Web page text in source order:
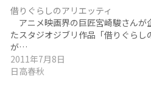
借りぐらしのアリエッティ
アニメ映画界の巨匠宮崎駿さんが
たスタジオジブリ作品「借りぐらし
が…
2011年7月8日
日高春秋